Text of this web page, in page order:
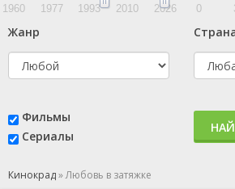
1960 1977 1993 2010 2026 0
Жанр
Фильмы
Сериалы
Кинокрад»Любовь в затяжке